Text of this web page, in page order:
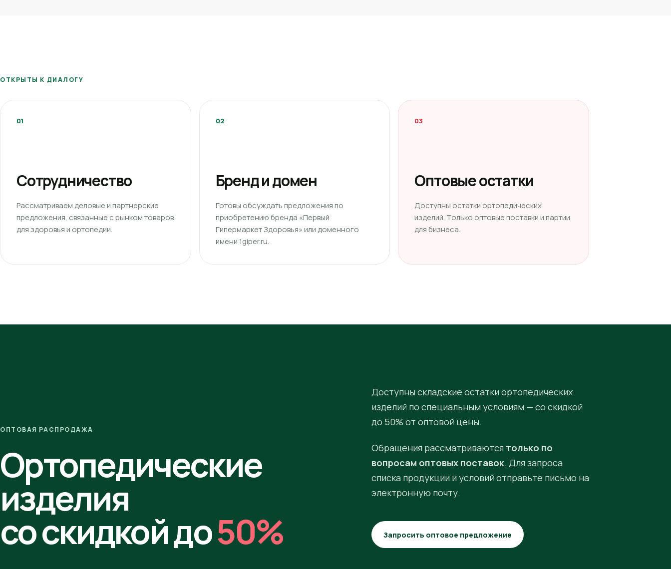
ОТКРЫТЫ К ДИАЛОГУ
01
Сотрудничество
Рассматриваем деловые и партнерские
предложения, связанные с рынком товаров
для здоровья и ортопедии.
02
Бренд и домен
Готовы обсуждать предложения по
приобретению бренда «Первый
Гипермаркет Здоровья» или доменного
имени 1giper.ru.
03
Оптовые остатки
Доступны остатки ортопедических
изделий. Только оптовые поставки и партии
для бизнеса.
ОПТОВАЯ РАСПРОДАЖА
Ортопедические
изделия
со скидкой до50%
Доступны складские остатки ортопедических
изделий по специальным условиям — со скидкой
до 50% от оптовой цены.
Обращения рассматриваются только по
вопросам оптовых поставок. Для запроса
списка продукции и условий отправьте письмо на
электронную почту.
Запросить оптовое предложение